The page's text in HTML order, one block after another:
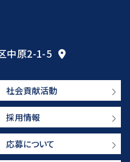
中原2-1-5
社会貢献活動
採用情報
応募について